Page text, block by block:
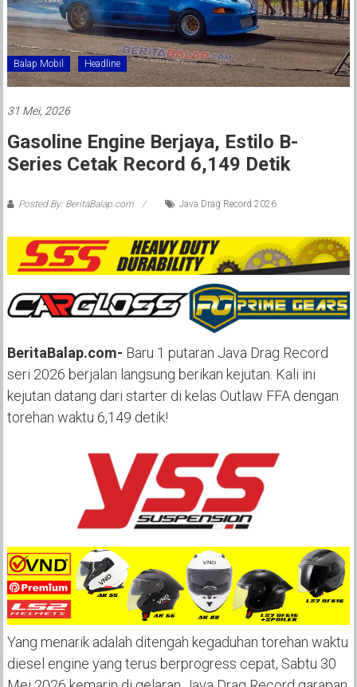
Balap Mobil Headline
31 Mei, 2026
Gasoline Engine Berjaya, Estilo B-
Series Cetak Record 6,149 Detik
Posted By: BeritaBalap.com Java Drag Record 2026
BeritaBalap.com- Baru 1 putaran Java Drag Record
seri 2026 berjalan langsung berikan kejutan. Kali ini
kejutan datang dari starter di kelas Outlaw FFA dengan
torehan waktu 6,149 detik!
Yang menarik adalah ditengah kegaduhan torehan waktu
diesel engine yang terus berprogress cepat, Sabtu 30